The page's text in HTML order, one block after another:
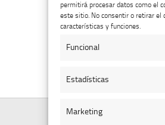
permitirá procesar datos como el
este sitio. No consentir o retirar el
características y funciones.
Funcional
Estadísticas
Marketing